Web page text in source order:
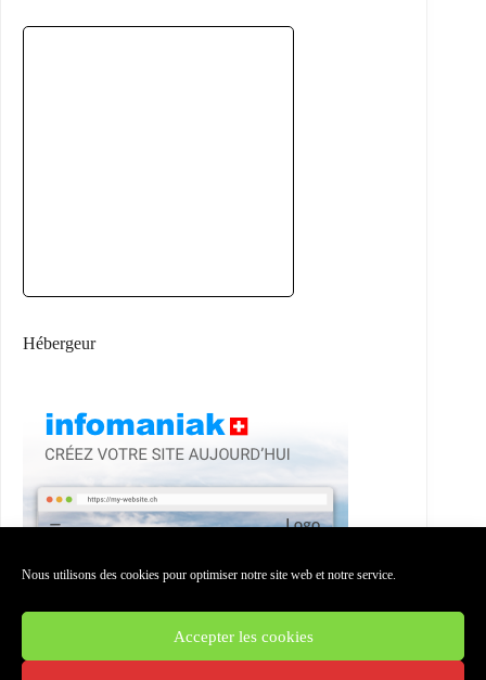
Nous utilisons des cookies pour optimiser notre site web et notre service.
Accepter les cookies
Hébergeur